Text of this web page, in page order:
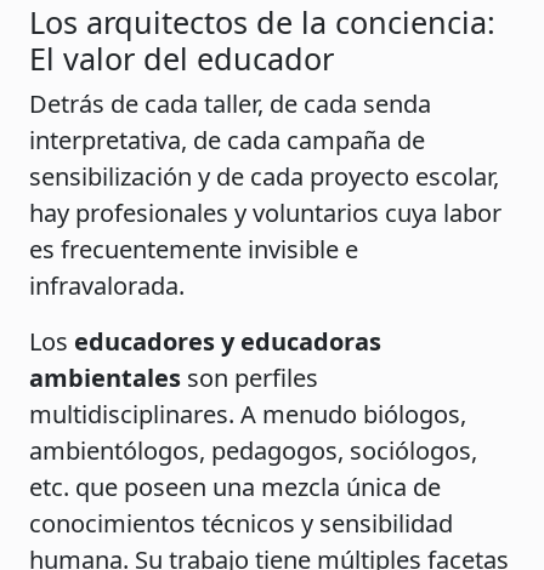
Los arquitectos de la conciencia:
El valor del educador
Detrás de cada taller, de cada senda
interpretativa, de cada campaña de
sensibilización y de cada proyecto escolar,
hay profesionales y voluntarios cuya labor
es frecuentemente invisible e
infravalorada.
Los educadores y educadoras
ambientales son perfiles
multidisciplinares. A menudo biólogos,
ambientólogos, pedagogos, sociólogos,
etc. que poseen una mezcla única de
conocimientos técnicos y sensibilidad
humana. Su trabajo tiene múltiples facetas